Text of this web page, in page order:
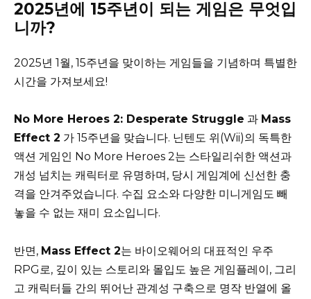
2025년에 15주년이 되는 게임은 무엇입
니까?
2025년 1월, 15주년을 맞이하는 게임들을 기념하며 특별한
시간을 가져보세요!
No More Heroes 2: Desperate Struggle 과 Mass
Effect 2 가 15주년을 맞습니다. 닌텐도 위(Wii)의 독특한
액션 게임인 No More Heroes 2는 스타일리쉬한 액션과
개성 넘치는 캐릭터로 유명하며, 당시 게임계에 신선한 충
격을 안겨주었습니다. 수집 요소와 다양한 미니게임도 빼
놓을 수 없는 재미 요소입니다.
반면, Mass Effect 2는 바이오웨어의 대표적인 우주
RPG로, 깊이 있는 스토리와 몰입도 높은 게임플레이, 그리
고 캐릭터들 간의 뛰어난 관계성 구축으로 명작 반열에 올